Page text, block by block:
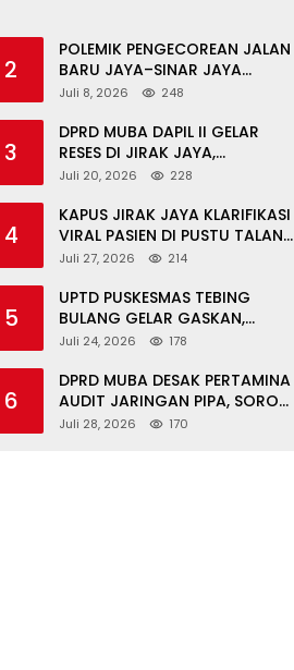
2
POLEMIK PENGECOREAN JALAN
BARU JAYA–SINAR JAYA
BERAKHIR DAMAI, WARGA
FORKOPIMCAM DAN DPRD
MUBA
Juli 8, 2026 248
3
DPRD MUBA DAPIL II GELAR
RESES DI JIRAK JAYA,
SERAHKAN BANTOR DAN
TPS 3R
Juli 20, 2026 228
4
KAPUS JIRAK JAYA KLARIFIKASI
VIRAL PASIEN DI PUSTU TALANG
MANDUNG: ITU MISKOMUNIKASI
Juli 27, 2026 214
5
UPTD PUSKESMAS TEBING
BULANG GELAR GASKAN,
LAYANI PEMERIKSAAN
DI SUNGAI KERUH
Juli 24, 2026 178
6
DPRD MUBA DESAK PERTAMINA
AUDIT JARINGAN PIPA, SOROTI
KESELAMATAN WARGA JIRAK
Juli 28, 2026 170